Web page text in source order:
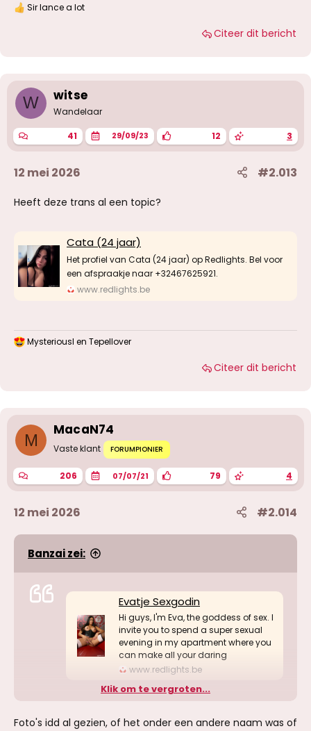
W
n
g
n
:
Sir lance a lot
Citeer dit bericht
W witse
Wandelaar
41 29/09/23 12 3
12 mei 2026 #2.013
Heeft deze trans al een topic?
Cata (24 jaar)
Het profiel van Cata (24 jaar) op Redlights. Bel voor
een afspraakje naar +32467625921.
www.redlights.be
W
n
g
n
:
Mysteriousl en Tepellover
Citeer dit bericht
M
MacaN74
Vaste klant FORUMPIONIER
206 07/07/21 79 4
12 mei 2026 #2.014
Banzai zei:
Evatje Sexgodin
Hi guys, I'm Eva, the goddess of sex. I
invite you to spend a super sexual
evening in my apartment where you
can make all your daring
www.redlights.be
Klik om te vergroten...
Foto's idd al gezien, of het onder een andere naam was of